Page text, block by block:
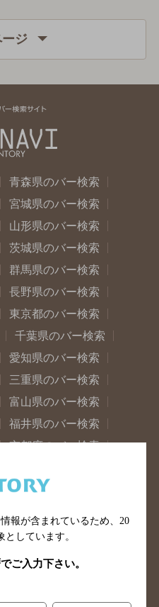
ジ
青森県のバー検索
宮城県のバー検索
山形県のバー検索
茨城県のバー検索
群馬県のバー検索
長野県のバー検索
東京都のバー検索
千葉県のバー検索
愛知県のバー検索
三重県のバー検索
富山県のバー検索
福井県のバー検索
京都府のバー検索
和歌山県のバー検索
鳥取県のバー検索
徳島県のバー検索
福岡県のバー検索
報が含まれているため、 20
としています。
ご入力下さい。